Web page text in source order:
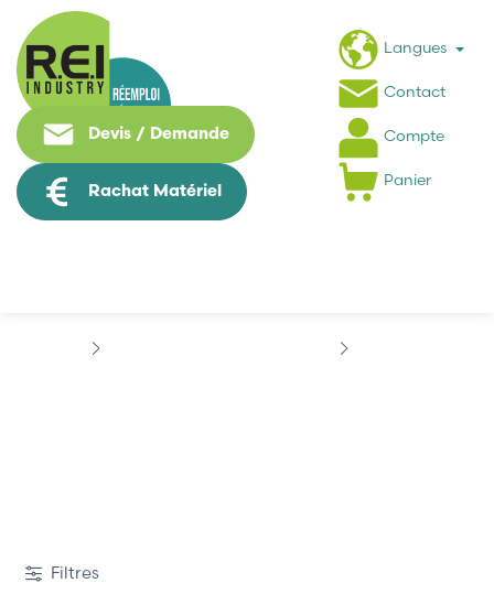
Devis / Demande
Rachat Matériel
Langues
Contact
Compte
Panier
Filtres